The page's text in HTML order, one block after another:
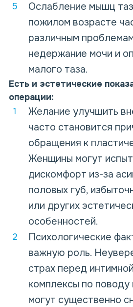
Ослабление мышц
пожилом возрасте
различным
недержание мочи и
малого таза.
Есть и эстетические
операции:
Желание улучшить
часто становится
обращения к
Женщины могут
дискомфорт из-за
половых губ,
или других
особенностей.
Психологические
важную роль.
страх перед
комплексы по
могут существенно